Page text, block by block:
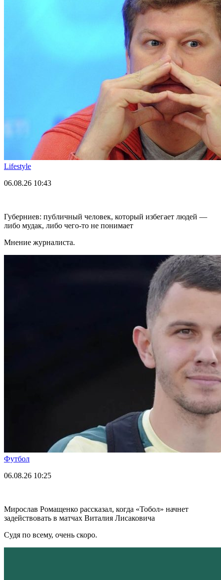
Lifestyle
06.08.26 10:43
Губерниев: публичный человек, который избегает людей —
либо мудак, либо чего-то не понимает
Мнение журналиста.
Футбол
06.08.26 10:25
Мирослав Ромащенко рассказал, когда «Тобол» начнет
задействовать в матчах Виталия Лисаковича
Судя по всему, очень скоро.